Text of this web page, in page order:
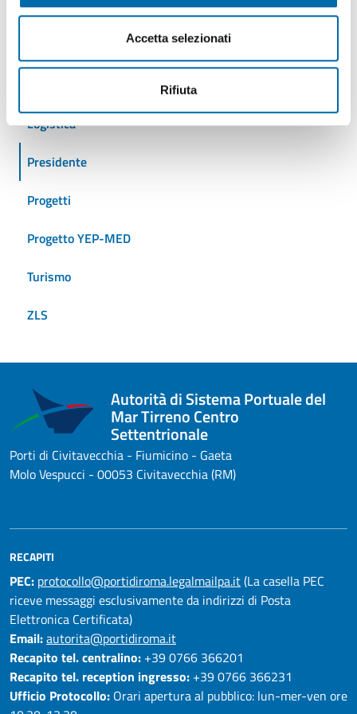
Accetta selezionati
Rifiuta
Crociere
Logistica
Presidente
Progetti
Progetto YEP-MED
Turismo
ZLS
Autorità di Sistema Portuale del
Mar Tirreno Centro
Settentrionale
Porti di Civitavecchia - Fiumicino - Gaeta
Molo Vespucci - 00053 Civitavecchia (RM)
RECAPITI
PEC: protocollo@portidiroma.legalmailpa.it(La casella PEC
riceve messaggi esclusivamente da indirizzi di Posta
Elettronica Certificata)
Email:autorita@portidiroma.it
Recapito tel. centralino: +39 0766 366201
Recapito tel. reception ingresso: +39 0766 366231
Ufficio Protocollo: Orari apertura al pubblico: lun-mer-ven ore